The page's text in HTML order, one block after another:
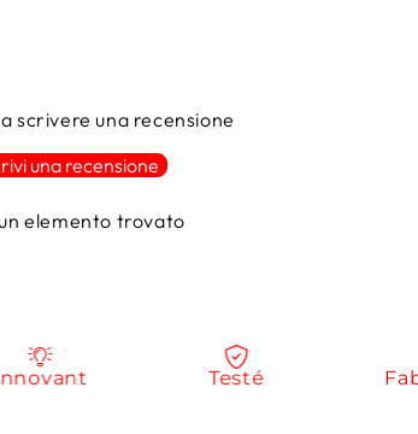
scrivere una recensione
una recensione
elemento trovato
Testé